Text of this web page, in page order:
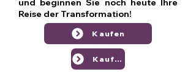
und beginnen Sie noch heute Ihre
Reise der Transformation!
Kaufen
Kaufen